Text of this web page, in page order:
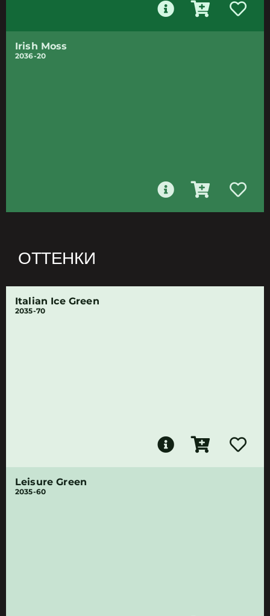
Irish Moss
2036-20
ОТТЕНКИ
Italian Ice Green
2035-70
Leisure Green
2035-60